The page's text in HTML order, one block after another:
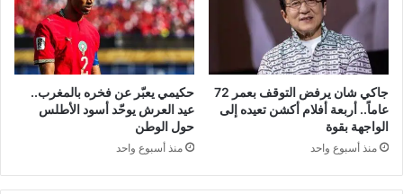
جاكي شان يرفض التوقف بعمر 72
عاماً.. أربعة أفلام أكشن تعيده إلى
الواجهة بقوة
منذ أسبوع واحد
حكيمي يعبّر عن فخره بالمغرب..
عيد العرش يوحّد أسود الأطلس
حول الوطن
منذ أسبوع واحد